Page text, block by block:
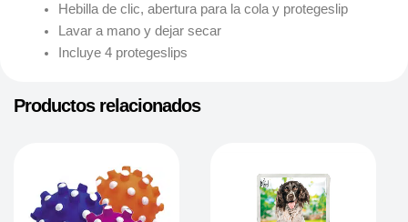
Hebilla de clic, abertura para la cola y protegeslip
Lavar a mano y dejar secar
Incluye 4 protegeslips
Productos relacionados